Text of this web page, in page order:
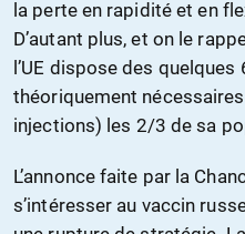
la perte en rapidité et en
D’autant plus, et on le
l’UE dispose des
théoriquement
injections) les 2/3 de sa
L’annonce faite par la
s’intéresser au vaccin